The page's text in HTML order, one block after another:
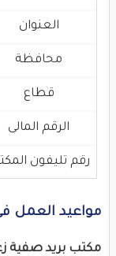
العنوان
محافظة
قطاع
الرقم المالى
رقم تليفون
مواعيد العمل
مكتب بريد صفية